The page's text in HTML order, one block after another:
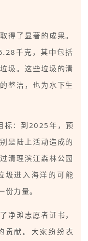
得了显著的成果。
千克，其中包括
圾。这些垃圾的清
整洁，也为水下生
标：到2025年，预
是陆上活动造成的
清理滨江森林公园
圾进入海洋的可能
力量。
净滩志愿者证书，
贡献。大家纷纷表